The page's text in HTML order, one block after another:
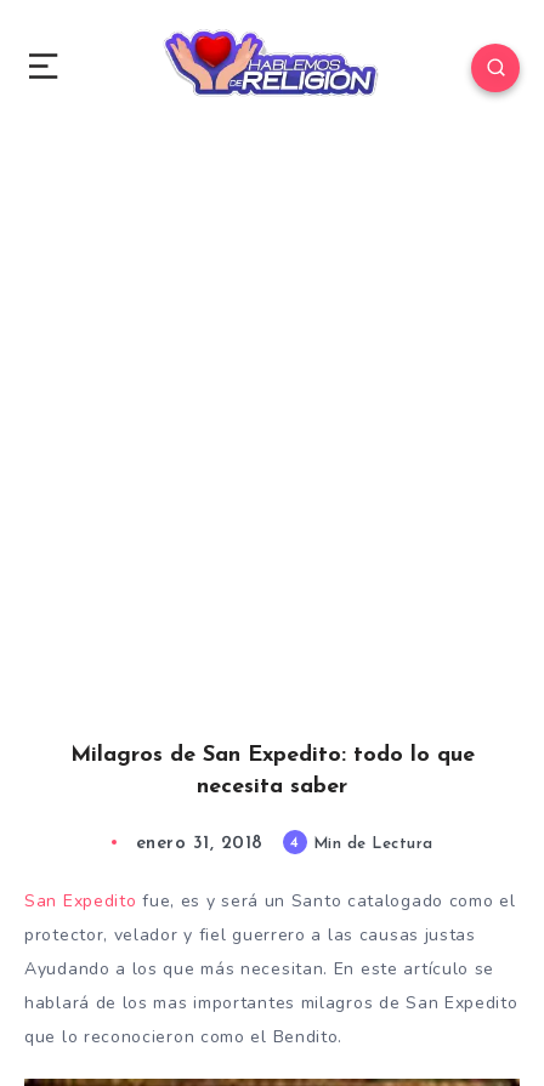
Milagros de San Expedito: todo lo que
necesita saber
enero 31, 2018 4 Min de Lectura
San Expedito fue, es y será un Santo catalogado como el
protector, velador y fiel guerrero a las causas justas
Ayudando a los que más necesitan. En este artículo se
hablará de los mas importantes milagros de San Expedito
que lo reconocieron como el Bendito.